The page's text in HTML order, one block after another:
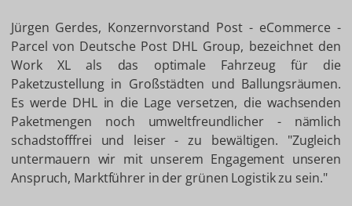
Jürgen Gerdes, Konzernvorstand Post - eCommerce -
Parcel von Deutsche Post DHL Group, bezeichnet den
Work XL als das optimale Fahrzeug für die
Paketzustellung in Großstädten und Ballungsräumen.
Es werde DHL in die Lage versetzen, die wachsenden
Paketmengen noch umweltfreundlicher - nämlich
schadstofffrei und leiser - zu bewältigen. "Zugleich
untermauern wir mit unserem Engagement unseren
Anspruch, Marktführer in der grünen Logistik zu sein."